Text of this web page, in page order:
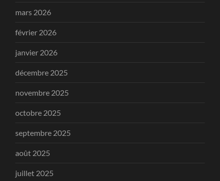
mars 2026
février 2026
janvier 2026
décembre 2025
novembre 2025
octobre 2025
septembre 2025
août 2025
juillet 2025